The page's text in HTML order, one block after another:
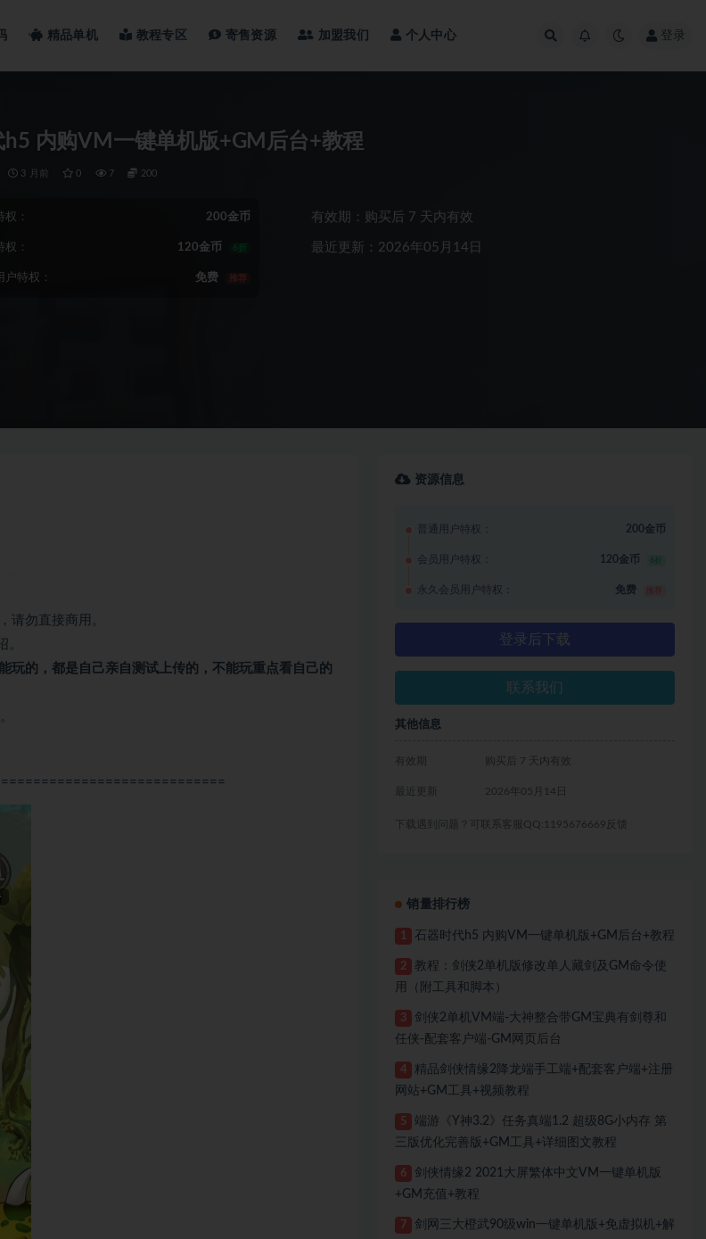
精品单机 教程专区 寄售资源 加盟我们 个人中心 登录
h5 内购VM一键单机版+GM后台+教程
3 月前 0 7 200
： 200金币
： 120金币 6折
户特权： 免费 推荐
有效期：购买后 7 天内有效
最近更新：2026年05月14日
请勿直接商用。
。
玩的，都是自己亲自测试上传的，不能玩重点看自己的
资源信息
普通用户特权： 200金币
会员用户特权： 120金币 6折
永久会员用户特权： 免费
登录后下载
联系我们
其他信息
有效期 购买后 7 天内有效
最近更新 2026年05月14日
下载遇到问题？可联系客服QQ:1195676669反馈
销量排行榜
1 石器时代h5 内购VM一键单机版+GM后台+教程
2
教程：剑侠2单机版修改单人藏剑及GM命令使
用（附工具和脚本）
3
剑侠2单机VM端-大神整合带GM宝典有剑尊和
任侠-配套客户端-GM网页后台
4
精品剑侠情缘2降龙端手工端+配套客户端+注册
网站+GM工具+视频教程
5
端游《Y神3.2》任务真端1.2 超级8G小内存 第
三版优化完善版+GM工具+详细图文教程
6
剑侠情缘2 2021大屏繁体中文VM一键单机版
+GM充值+教程
7
剑网三大橙武90级win一键单机版+免虚拟机+解